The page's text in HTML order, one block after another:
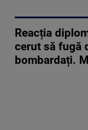
Reacția
cerut să fugă
bombardați.